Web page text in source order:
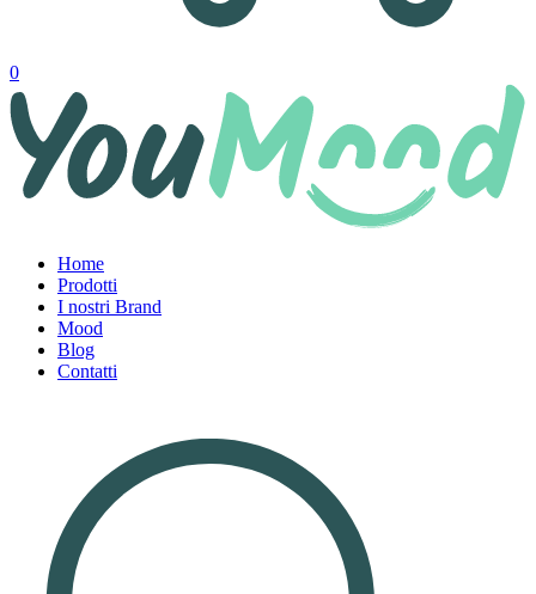
0
Home
Prodotti
I nostri Brand
Mood
Blog
Contatti